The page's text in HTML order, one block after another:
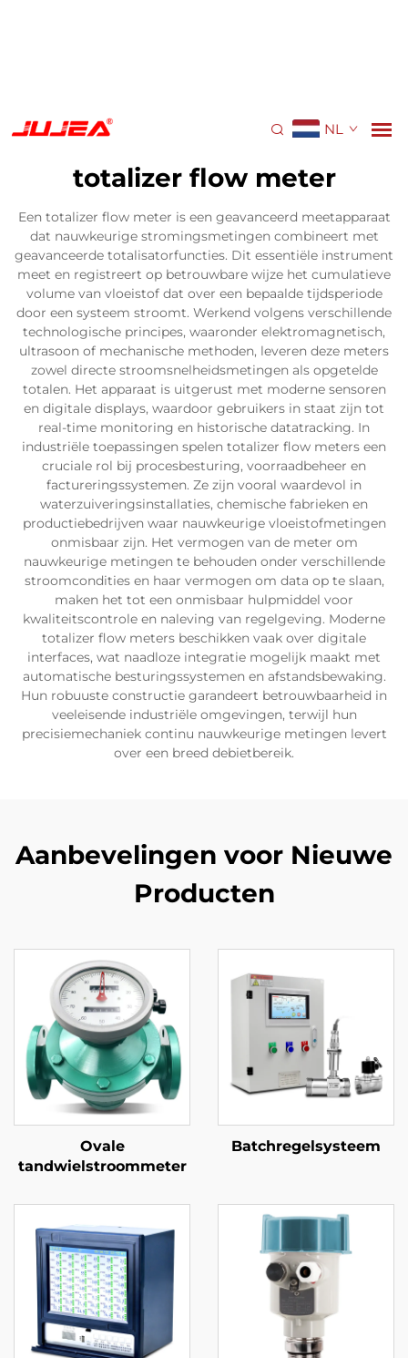
NL
totalizer flow meter
Een totalizer flow meter is een geavanceerd meetapparaat
dat nauwkeurige stromingsmetingen combineert met
geavanceerde totalisatorfuncties. Dit essentiële instrument
meet en registreert op betrouwbare wijze het cumulatieve
volume van vloeistof dat over een bepaalde tijdsperiode
door een systeem stroomt. Werkend volgens verschillende
technologische principes, waaronder elektromagnetisch,
ultrasoon of mechanische methoden, leveren deze meters
zowel directe stroomsnelheidsmetingen als opgetelde
totalen. Het apparaat is uitgerust met moderne sensoren
en digitale displays, waardoor gebruikers in staat zijn tot
real-time monitoring en historische datatracking. In
industriële toepassingen spelen totalizer flow meters een
cruciale rol bij procesbesturing, voorraadbeheer en
factureringssystemen. Ze zijn vooral waardevol in
waterzuiveringsinstallaties, chemische fabrieken en
productiebedrijven waar nauwkeurige vloeistofmetingen
onmisbaar zijn. Het vermogen van de meter om
nauwkeurige metingen te behouden onder verschillende
stroomcondities en haar vermogen om data op te slaan,
maken het tot een onmisbaar hulpmiddel voor
kwaliteitscontrole en naleving van regelgeving. Moderne
totalizer flow meters beschikken vaak over digitale
interfaces, wat naadloze integratie mogelijk maakt met
automatische besturingssystemen en afstandsbewaking.
Hun robuuste constructie garandeert betrouwbaarheid in
veeleisende industriële omgevingen, terwijl hun
precisiemechaniek continu nauwkeurige metingen levert
over een breed debietbereik.
Aanbevelingen voor Nieuwe
Producten
Ovale
tandwielstroommeter
Batchregelsysteem